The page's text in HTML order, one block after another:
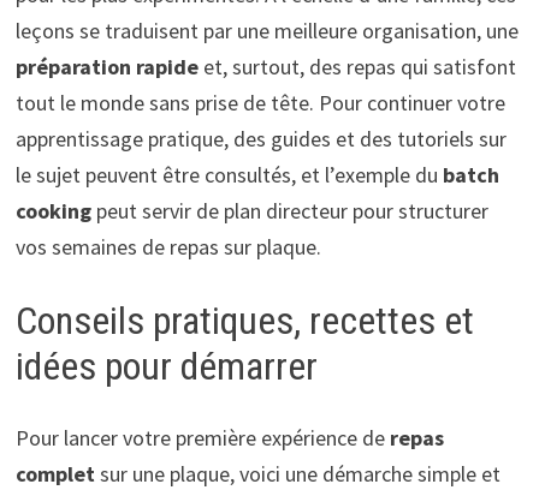
leçons se traduisent par une meilleure organisation, une
préparation rapideet, surtout, des repas qui satisfont
tout le monde sans prise de tête. Pour continuer votre
apprentissage pratique, des guides et des tutoriels sur
le sujet peuvent être consultés, et l’exemple du batch
cookingpeut servir de plan directeur pour structurer
vos semaines de repas sur plaque.
Conseils pratiques, recettes et
idées pour démarrer
Pour lancer votre première expérience de repas
completsur une plaque, voici une démarche simple et